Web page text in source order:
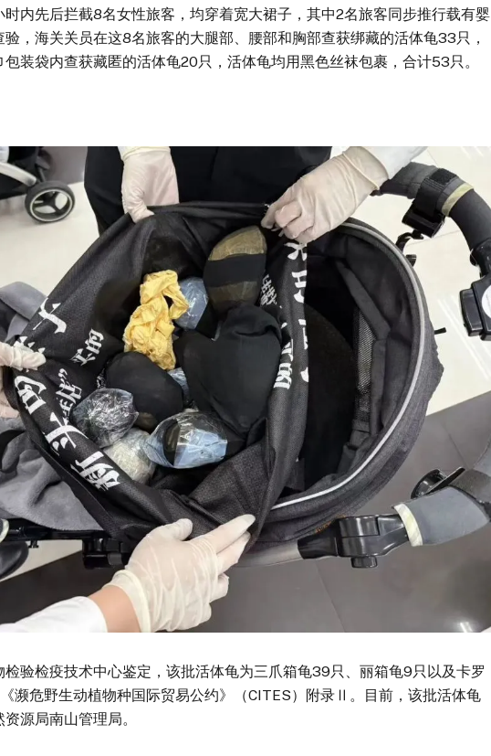
内先后拦截8名女性旅客，均穿着宽大裙子，其中2名旅客同步推行载有婴
验，海关关员在这8名旅客的大腿部、腰部和胸部查获绑藏的活体龟33只，
装袋内查获藏匿的活体龟20只，活体龟均用黑色丝袜包裹，合计53只。
检疫技术中心鉴定，该批活体龟为三爪箱龟39只、丽箱龟9只以及卡罗
濒危野生动植物种国际贸易公约》（CITES）附录Ⅱ。目前，该批活体龟
源局南山管理局。